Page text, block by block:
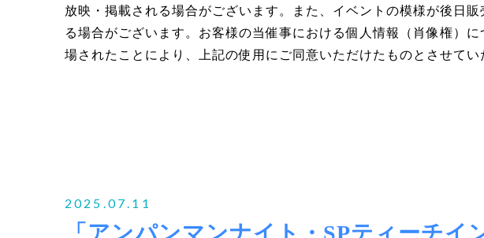
放映・掲載される場合がございます。また、イベントの模様が後日
る場合がございます。お客様の当催事における個人情報（肖像権）
場されたことにより、上記の使用にご同意いただけたものとさせてい
2025.07.11
「アンパンマンナイト・SPティーチイ